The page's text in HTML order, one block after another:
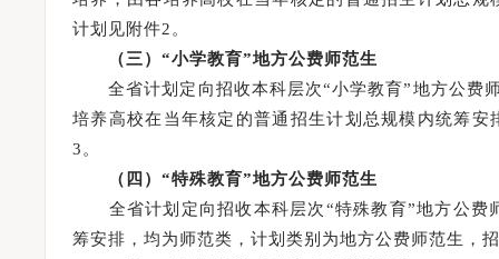
计划见附件2。
（三）“小学教育”地方公费师范生
全省计划定向招收本科层次“小学教育”地方公费
培养高校在当年核定的普通招生计划总规模内统筹
3。
（四）“特殊教育”地方公费师范生
全省计划定向招收本科层次“特殊教育”地方公费
筹安排，均为师范类，计划类别为地方公费师范生，